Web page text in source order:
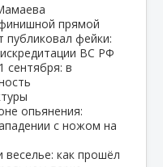
прямой
публиковал фейки:
ВС РФ
сентября: в
опьянения:
с ножом на
веселье: как прошёл